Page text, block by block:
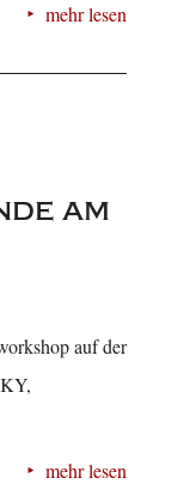
mehr lesen
am
auf der
mehr lesen